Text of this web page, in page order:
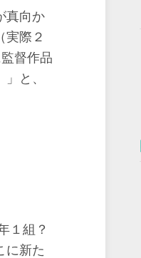
真向か
実際２
督作品
と、
１組？
に新た